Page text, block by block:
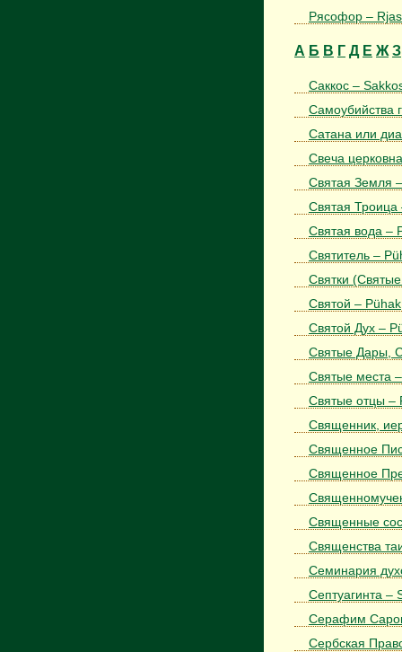
Рясофор –
А Б В Г Д Е Ж З
Саккос –
Самоубийства
Сатана или
Свеча
Святая Земля
Святая Троица
Святая вода –
Святитель –
Святки
Святой – Pühak
Святой Дух –
Святые Дары,
Святые места
Святые отцы –
Священник,
Священное
Священное
Священные
Священства
Семинария
Септуагинта –
Серафим
Сербская